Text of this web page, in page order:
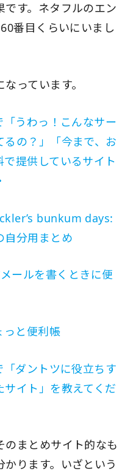
です。ネタフルのエン
番目くらいにいまし
っています。
うわっ！こんなサー
るの？」「今まで、お
提供しているサイト
bunkum days:
自分用まとめ
ールを書くときに便
っと便利帳
ダントツに役立ちす
イト」を教えてくだ
のまとめサイト的なも
ります。いざという